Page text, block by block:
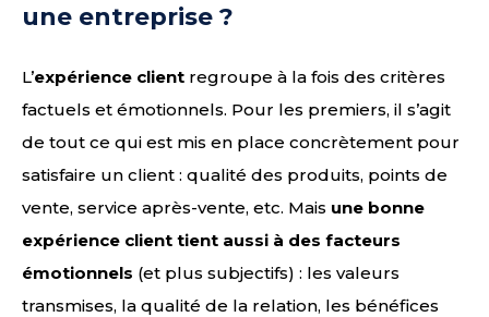
une entreprise ?
L’expérience client regroupe à la fois des critères
factuels et émotionnels. Pour les premiers, il s’agit
de tout ce qui est mis en place concrètement pour
satisfaire un client : qualité des produits, points de
vente, service après-vente, etc. Mais une bonne
expérience client tient aussi à des facteurs
émotionnels (et plus subjectifs) : les valeurs
transmises, la qualité de la relation, les bénéfices